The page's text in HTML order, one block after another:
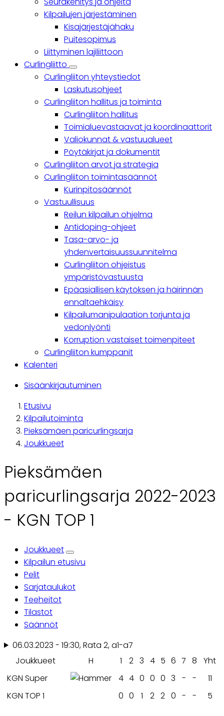
Kilpailujen järjestäminen
Kisajärjestäjähaku
Puitesopimus
Liittyminen lajiliittoon
Curlingliitto
Curlingliitto
sub-
navigation
Curlingliiton yhteystiedot
Laskutusohjeet
Curlingliiton hallitus ja toiminta
Curlingliiton hallitus
Toimialuevastaavat ja koordinaattorit
Valiokunnat & vastuualueet
Pöytäkirjat ja dokumentit
Curlingliiton arvot ja strategia
Curlingliiton toimintasäännöt
Kurinpitosäännöt
Vastuullisuus
Reilun kilpailun ohjelma
Antidoping-ohjeet
Tasa-arvo- ja
yhdenvertaisuussuunnitelma
Curlingliiton ohjeistus
ympäristövastuusta
Epäasiallisen käytöksen ja häirinnän
ennaltaehkäisy
Kilpailumanipulaation torjunta ja
vedonlyönti
Korruption vastaiset toimenpiteet
Curlingliiton kumppanit
Kalenteri
Käyttäjävalikko
Sisäänkirjautuminen
Breadcrumb
Etusivu
Kilpailutoiminta
Pieksämäen paricurlingsarja
Joukkueet
Pieksämäen
paricurlingsarja 2022-2023
- KGN TOP 1
Ensisijaiset
välilehdet
Joukkueet
Kilpailun etusivu
Pelit
Sarjataulukot
Teeheitot
Tilastot
Säännöt
06.03.2023 - 19:30, Rata 2, a1-a7
Joukkueet
H 1 2 3 4 5 6 7 8
Yht
KGN Super
4 4 0 0 0 3 - -
11
KGN TOP 1
0 0 1 2 2 0 - - 5